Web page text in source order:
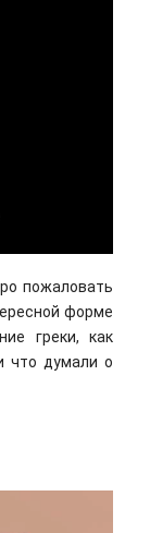
пожаловать
форме
греки, как
что думали о